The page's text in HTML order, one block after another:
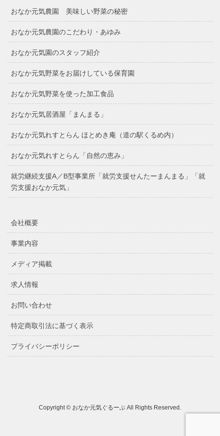
おなか元気農園 美味しい野菜の秘密
おなか元気農園のこだわり・あゆみ
おなか元気園のスタッフ紹介
おなか元気野菜をお届けしている保育園
おなか元気野菜を使った加工食品
おなか元気居酒屋「まんまる」
おなか元気れすとらん ほとめき庵（道の駅くるめ内）
おなか元気れすとらん「自然の恵み」
就労継続支援A／B型事業所「就労支援せんたーまんまる」「就
労支援おなか元気」
会社概要
事業内容
メディア掲載
求人情報
お問い合わせ
特定商取引法に基づく表示
プライバシーポリシー
Copyright © おなか元気ぐるーぷ All Rights Reserved.